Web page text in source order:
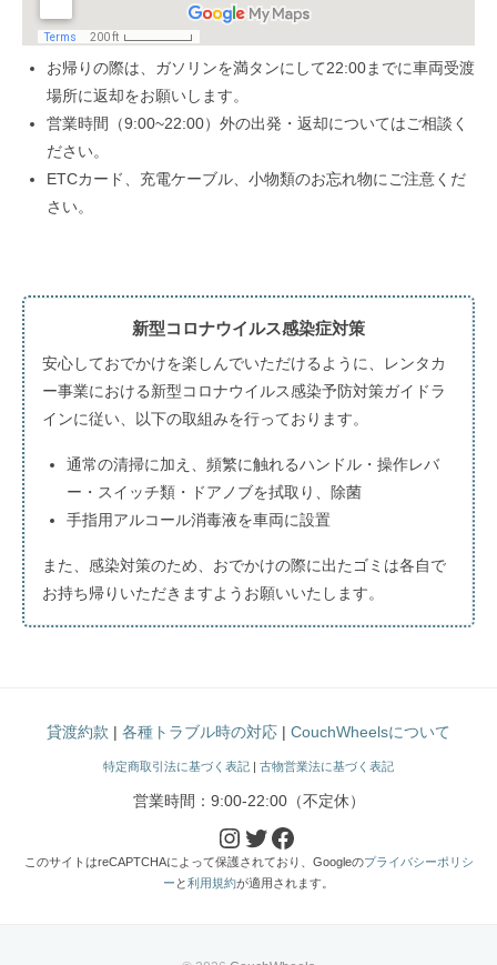
お帰りの際は、ガソリンを満タンにして22:00までに車両受渡
場所に返却をお願いします。
営業時間（9:00~22:00）外の出発・返却についてはご相談く
ださい。
ETCカード、充電ケーブル、小物類のお忘れ物にご注意くだ
さい。
新型コロナウイルス感染症対策
安心しておでかけを楽しんでいただけるように、レンタカ
ー事業における新型コロナウイルス感染予防対策ガイドラ
インに従い、以下の取組みを行っております。
通常の清掃に加え、頻繁に触れるハンドル・操作レバ
ー・スイッチ類・ドアノブを拭取り、除菌
手指用アルコール消毒液を車両に設置
また、感染対策のため、おでかけの際に出たゴミは各自で
お持ち帰りいただきますようお願いいたします。
貸渡約款 | 各種トラブル時の対応 | CouchWheelsについて
特定商取引法に基づく表記 古物営業法に基づく表記
営業時間：9:00-22:00（不定休）
Instagram
Twitter
Facebook
このサイトはreCAPTCHAによって保護されており、Googleのプライバシーポリシ
ー と利用規約が適用されます。